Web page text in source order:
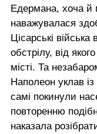
Едермана, хоча й
наважувалася
Цісарські
обстрілу, від
місті. Та
Наполеон уклав
самі покинули
повторенню
наказала